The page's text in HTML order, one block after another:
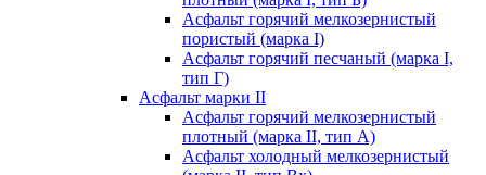
Асфальт горячий мелкозернистый
пористый (марка I)
Асфальт горячий песчаный (марка I,
тип Г)
Асфальт марки II
Асфальт горячий мелкозернистый
плотный (марка II, тип А)
Асфальт холодный мелкозернистый